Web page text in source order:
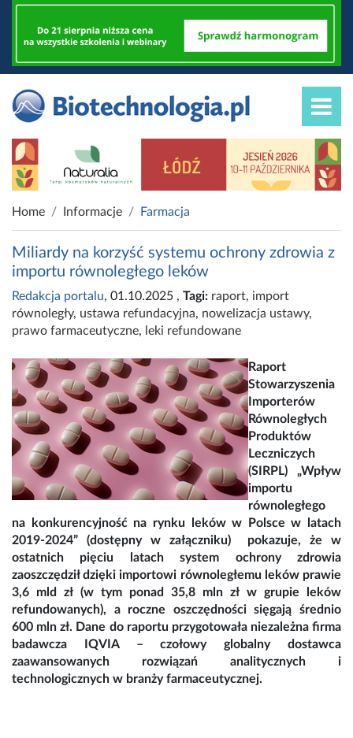
Home Informacje Farmacja
Miliardy na korzyść systemu ochrony zdrowia z
importu równoległego leków
Redakcja portalu, 01.10.2025 , Tagi: raport, import
równoległy, ustawa refundacyjna, nowelizacja ustawy,
prawo farmaceutyczne, leki refundowane
Raport
Stowarzyszenia
Importerów
Równoległych
Produktów
Leczniczych
(SIRPL) „Wpływ
importu
równoległego
na konkurencyjność na rynku leków w Polsce w latach
2019-2024” (dostępny w załączniku) pokazuje, że w
ostatnich pięciu latach system ochrony zdrowia
zaoszczędził dzięki importowi równoległemu leków prawie
3,6 mld zł (w tym ponad 35,8 mln zł w grupie leków
refundowanych), a roczne oszczędności sięgają średnio
600 mln zł. Dane do raportu przygotowała niezależna firma
badawcza IQVIA – czołowy globalny dostawca
zaawansowanych rozwiązań analitycznych i
technologicznych w branży farmaceutycznej.